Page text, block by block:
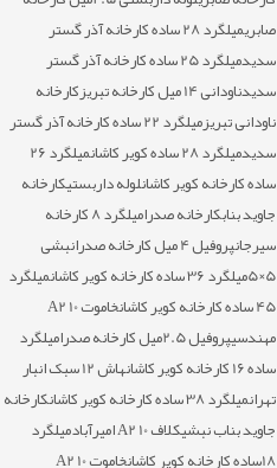
صابری
میلگرد 28 ساده کارخانه آذر گستر
سدید
میلگرد 25 ساده کارخانه آذر گستر
سدیدناودانی 14 میل کارخانه تبریز
کارخانه
ناودانی تبریز
میلگرد 22 ساده کارخانه آذر گستر
سدیدمیلگرد 28 ساده کویر کاشان
میلگرد 26
ساده کارخانه کویر کاشانلوله داربستیکارخانه
جاوید بنابکارخانه صدرا
میلگرد 8 کارخانه
سیرجانپروفیل 4 میل کارخانه صدرا
نبشی
5×5
میلگرد 36 ساده کارخانه کویر کاشان
میلگرد
45 ساده کارخانه کویر کاشان
خاموت 10 A2
مهندسیپروفیل 2.5میل کارخانه صدرا
میلگرد
ساده 16 کارخانه کویر کاشان
هاش 12 سبک انبار
تهرانمیلگرد 38 ساده کارخانه کویر کاشان
کارخانه
جاوید بناب نبشیکلاف 10 A2 امیرآباد
میلگرد
18ساده کارخانه کویر کاشان
خاموت 10 A2